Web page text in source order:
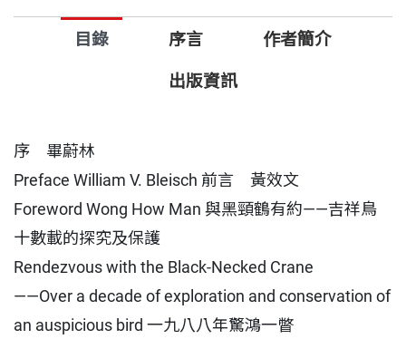
目錄 序言 作者簡介
出版資訊
序 畢蔚林
Preface William V. Bleisch 前言 黃效文
Foreword Wong How Man 與黑頸鶴有約——吉祥鳥
十數載的探究及保護
Rendezvous with the Black-Necked Crane
——Over a decade of exploration and conservation of
an auspicious bird 一九八八年驚鴻一瞥